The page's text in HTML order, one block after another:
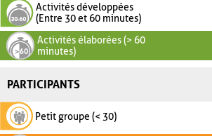
Activités développées
(Entre 30 et 60 minutes)
Activités élaborées (> 60
minutes)
PARTICIPANTS
Petit groupe (< 30)